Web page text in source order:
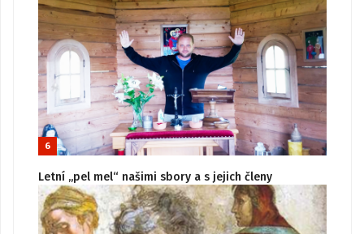
6
Letní „pel mel“ našimi sbory a s jejich členy